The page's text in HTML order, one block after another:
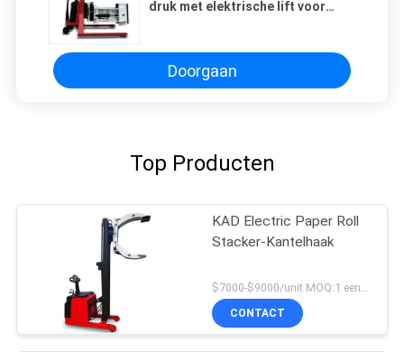
druk met elektrische lift voor
Doorgaan
Top Producten
KAD Electric Paper Roll
Stacker-Kantelhaak
$7000-$9000/unit MOQ:1 eenheid
CONTACT